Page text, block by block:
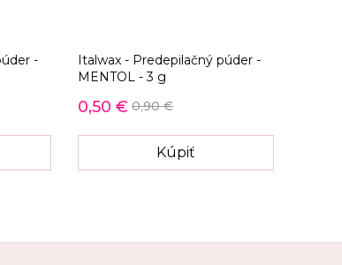
-
Italwax - Predepilačný púder -
MENTOL - 3 g
0,50 € 0,90 €
Kúpiť